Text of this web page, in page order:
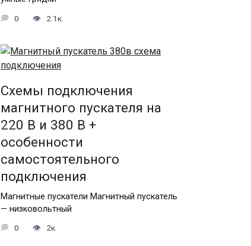
0 2.1к.
Схемы подключения
магнитного пускателя на
220 В и 380 В +
особенности
самостоятельного
подключения
Магнитные пускатели Магнитный пускатель
— низковольтный
0 2к.